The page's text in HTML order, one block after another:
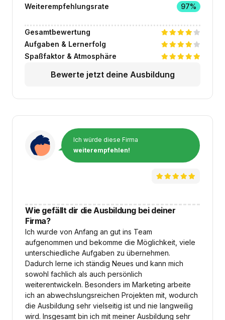
Weiterempfehlungsrate 97%
Gesamtbewertung
Aufgaben & Lernerfolg
Spaßfaktor & Atmosphäre
Bewerte jetzt deine Ausbildung
Ich würde diese Firma
weiterempfehlen!
Wie gefällt dir die Ausbildung bei deiner
Firma?
Ich wurde von Anfang an gut ins Team
aufgenommen und bekomme die Möglichkeit, viele
unterschiedliche Aufgaben zu übernehmen.
Dadurch lerne ich ständig Neues und kann mich
sowohl fachlich als auch persönlich
weiterentwickeln. Besonders im Marketing arbeite
ich an abwechslungsreichen Projekten mit, wodurch
die Ausbildung sehr vielseitig ist und nie langweilig
wird. Insgesamt bin ich mit meiner Ausbildung sehr